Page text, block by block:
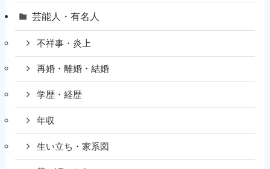
芸能人・有名人
不祥事・炎上
再婚・離婚・結婚
学歴・経歴
年収
生い立ち・家系図